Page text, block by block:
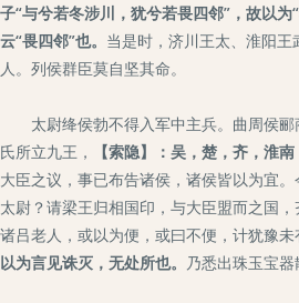
子“与兮若冬涉川，犹兮若畏四邻”，故以
云“畏四邻”也。 当是时，济川王太、淮阳
人。列侯群臣莫自坚其命。
太尉绛侯勃不得入军中主兵。曲周侯郦
氏所立九王，
【索隐】：吴，楚，齐，淮
大臣之议，事已布告诸侯，诸侯皆以为宜
太尉？请梁王归相国印，与大臣盟而之国
诸吕老人，或以为便，或曰不便，计犹豫
以为言见诛灭，无处所也。 乃悉出珠玉宝